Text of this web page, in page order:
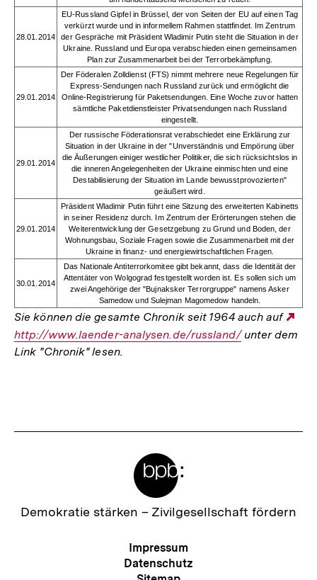
28.01.2014
EU-Russland Gipfel in Brüssel, der von Seiten der EU auf einen Tag
verkürzt wurde und in informellem Rahmen stattfindet. Im Zentrum
der Gespräche mit Präsident Wladimir Putin steht die Situation in der
Ukraine. Russland und Europa verabschieden einen gemeinsamen
Plan zur Zusammenarbeit bei der Terrorbekämpfung.
29.01.2014
Der Föderalen Zolldienst (FTS) nimmt mehrere neue Regelungen für
Express-Sendungen nach Russland zurück und ermöglicht die
Online-Registrierung für Paketsendungen. Eine Woche zuvor hatten
sämtliche Paketdienstleister Privatsendungen nach Russland
eingestellt.
29.01.2014
Der russische Föderationsrat verabschiedet eine Erklärung zur
Situation in der Ukraine in der "Unverständnis und Empörung über
die Äußerungen einiger westlicher Politiker, die sich rücksichtslos in
die inneren Angelegenheiten der Ukraine einmischten und eine
Destabilisierung der Situation im Lande bewusstprovozierten"
geäußert wird.
29.01.2014
Präsident Wladimir Putin führt eine Sitzung des erweiterten Kabinetts
in seiner Residenz durch. Im Zentrum der Erörterungen stehen die
Weiterentwicklung der Gesetzgebung zu Grund und Boden, der
Wohnungsbau, Soziale Fragen sowie die Zusammenarbeit mit der
Ukraine in finanz- und energiewirtschaftlichen Fragen.
30.01.2014
Das Nationale Antiterrorkomitee gibt bekannt, dass die Identität der
Attentäter von Wolgograd festgestellt worden ist. Es sollen sich um
zwei Angehörige der "Bujnaksker Terrorgruppe" namens Asker
Samedow und Sulejman Magomedow handeln.
Sie können die gesamte Chronik seit 1964 auch auf
http://www.laender-analysen.de/russland/unter dem
Link "Chronik" lesen.
Zur
Demokratie stärken – Zivilgesellschaft fördern
Meta-
Navigation
Impressum
Datenschutz